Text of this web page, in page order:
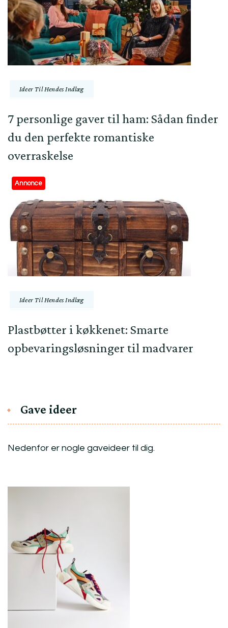
Ideer Til Hendes Indlæg
7 personlige gaver til ham: Sådan finder
du den perfekte romantiske
overraskelse
Annonce
Ideer Til Hendes Indlæg
Plastbøtter i køkkenet: Smarte
opbevaringsløsninger til madvarer
Gave ideer
Nedenfor er nogle gaveideer til dig.